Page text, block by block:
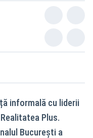
informală cu liderii
Plus.
București a